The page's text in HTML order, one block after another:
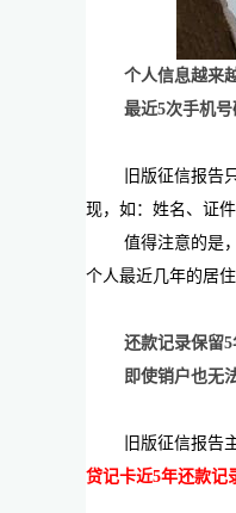
个人信息越来
最近5次手机
旧版征信报告
现，如：姓名、证
值得注意的是
个人最近几年的居
还款记录保留5
即使销户也无
旧版征信报告
贷记卡近5年还款记